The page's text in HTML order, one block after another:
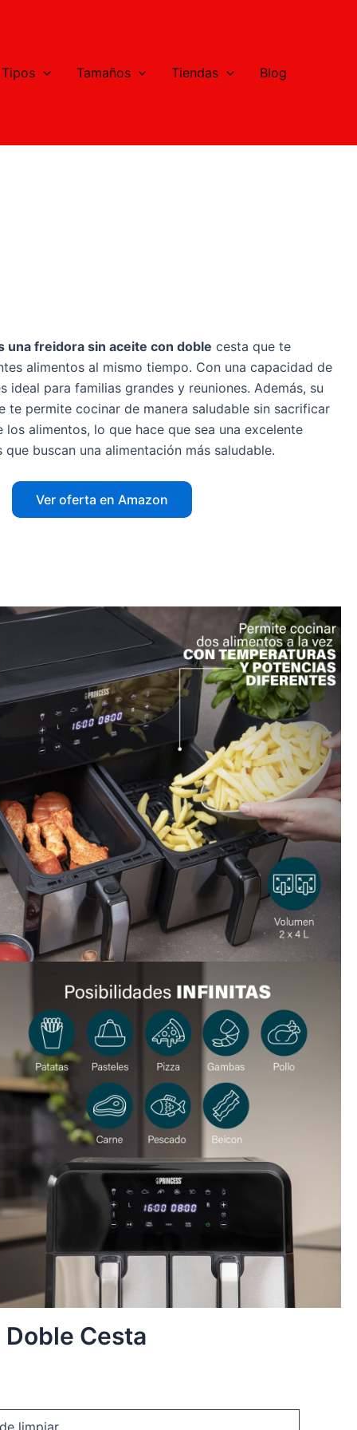
Tipos Tamaños Tiendas Blog
una freidora sin aceite con doble cesta que te
alimentos al mismo tiempo. Con una capacidad de
ideal para familias grandes y reuniones. Además, su
te permite cocinar de manera saludable sin sacrificar
alimentos, lo que hace que sea una excelente
buscan una alimentación más saludable.
Ver oferta en Amazon
Cesta
limpiar